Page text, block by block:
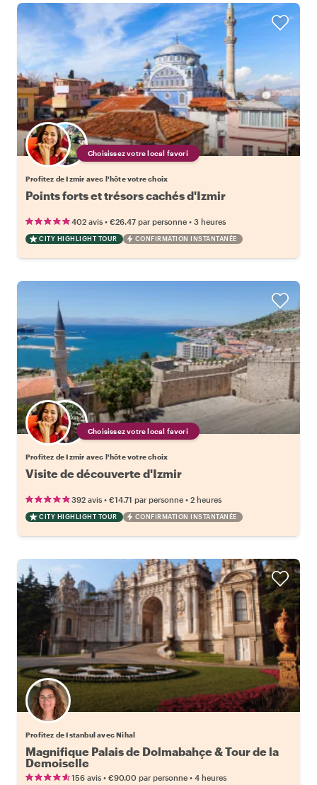
Choisissez votre local favori
Profitez de Izmir avec l'hôte votre choix
Points forts et trésors cachés d'Izmir
402 avis • €26.47 par personne • 3 heures
CITY HIGHLIGHT TOUR CONFIRMATION INSTANTANÉE
Choisissez votre local favori
Profitez de Izmir avec l'hôte votre choix
Visite de découverte d'Izmir
392 avis • €14.71 par personne • 2 heures
CITY HIGHLIGHT TOUR CONFIRMATION INSTANTANÉE
Profitez de Istanbul avec Nihal
Magnifique Palais de Dolmabahçe & Tour de la
Demoiselle
156 avis • €90.00 par personne • 4 heures